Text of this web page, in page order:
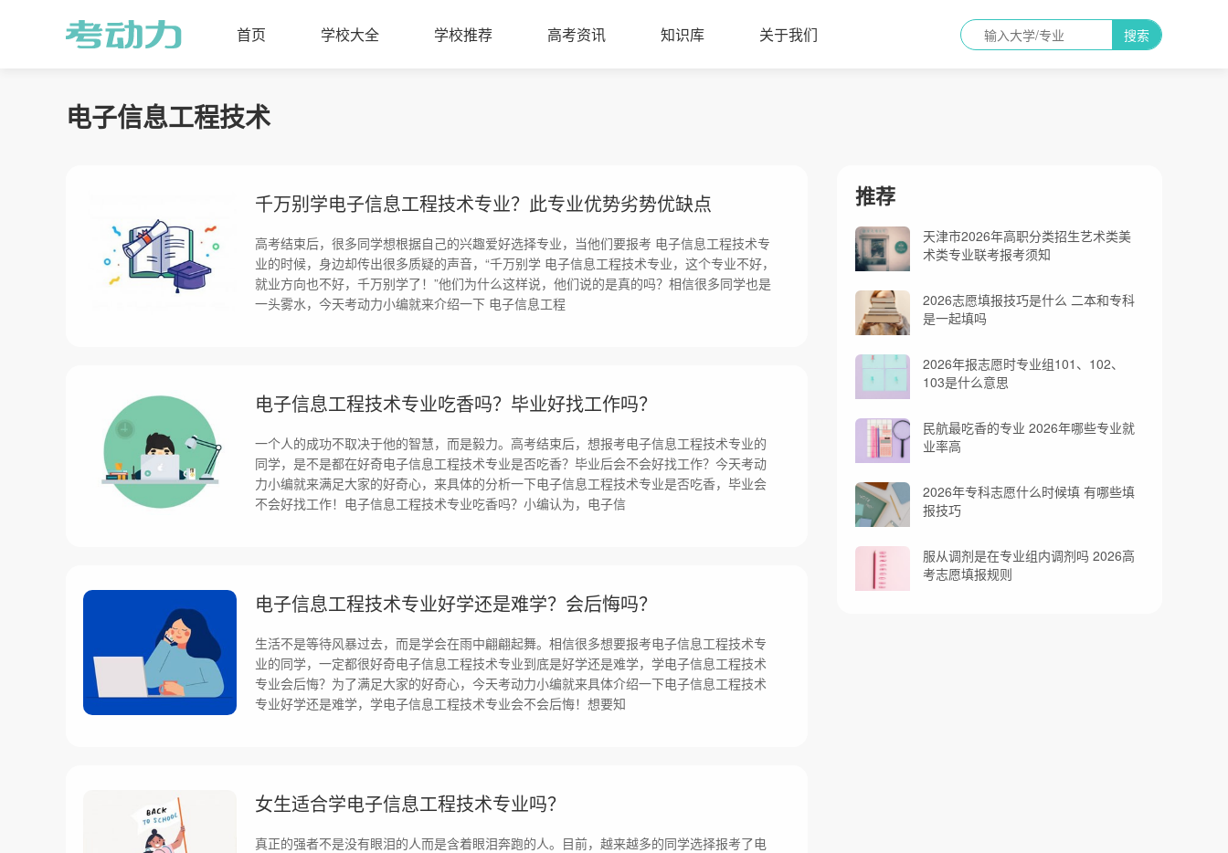
首页 学校大全 学校推荐 高考资讯 知识库 关于我们 搜索
电子信息工程技术
千万别学电子信息工程技术专业？此专业优势劣势优缺点
高考结束后，很多同学想根据自己的兴趣爱好选择专业，当他们要报考 电子信息工程技术专
业的时候，身边却传出很多质疑的声音，“千万别学 电子信息工程技术专业，这个专业不好，
就业方向也不好，千万别学了！”他们为什么这样说，他们说的是真的吗？相信很多同学也是
一头雾水，今天考动力小编就来介绍一下 电子信息工程
电子信息工程技术专业吃香吗？毕业好找工作吗？
一个人的成功不取决于他的智慧，而是毅力。高考结束后，想报考电子信息工程技术专业的
同学，是不是都在好奇电子信息工程技术专业是否吃香？毕业后会不会好找工作？今天考动
力小编就来满足大家的好奇心，来具体的分析一下电子信息工程技术专业是否吃香，毕业会
不会好找工作！电子信息工程技术专业吃香吗？小编认为，电子信
电子信息工程技术专业好学还是难学？会后悔吗？
生活不是等待风暴过去，而是学会在雨中翩翩起舞。相信很多想要报考电子信息工程技术专
业的同学，一定都很好奇电子信息工程技术专业到底是好学还是难学，学电子信息工程技术
专业会后悔？为了满足大家的好奇心，今天考动力小编就来具体介绍一下电子信息工程技术
专业好学还是难学，学电子信息工程技术专业会不会后悔！想要知
女生适合学电子信息工程技术专业吗？
真正的强者不是没有眼泪的人而是含着眼泪奔跑的人。目前，越来越多的同学选择报考了电
推荐
天津市2026年高职分类招生艺术类美
术类专业联考报考须知
2026志愿填报技巧是什么 二本和专科
是一起填吗
2026年报志愿时专业组101、102、
103是什么意思
民航最吃香的专业 2026年哪些专业就
业率高
2026年专科志愿什么时候填 有哪些填
报技巧
服从调剂是在专业组内调剂吗 2026高
考志愿填报规则